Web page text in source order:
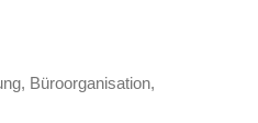
Büroorganisation,